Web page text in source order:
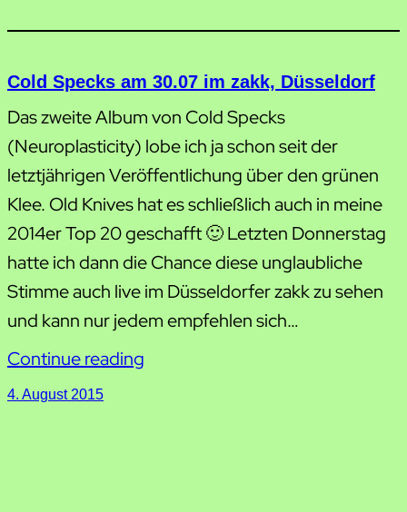
Cold Specks am 30.07 im zakk, Düsseldorf
Das zweite Album von Cold Specks
(Neuroplasticity) lobe ich ja schon seit der
letztjährigen Veröffentlichung über den grünen
Klee. Old Knives hat es schließlich auch in meine
2014er Top 20 geschafft 🙂 Letzten Donnerstag
hatte ich dann die Chance diese unglaubliche
Stimme auch live im Düsseldorfer zakk zu sehen
und kann nur jedem empfehlen sich…
Continue reading
4. August 2015